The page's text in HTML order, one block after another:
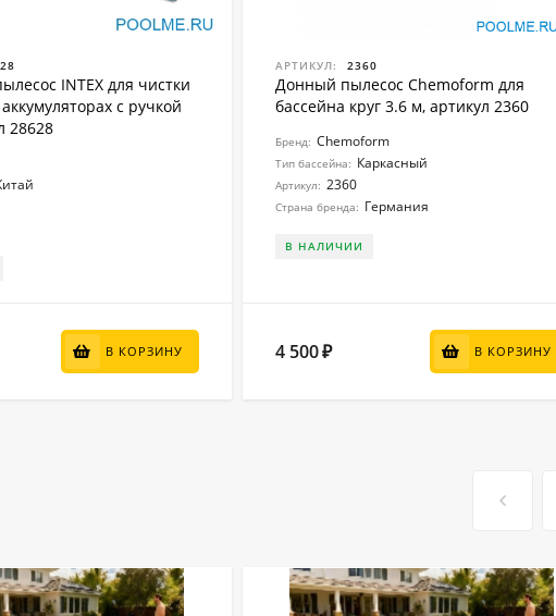
INTEX для чистки
с ручкой
28628
В КОРЗИНУ
АРТИКУЛ: 2360
Донный пылесос Chemoform для
бассейна круг 3.6 м, артикул 2360
Бренд: Chemoform
Тип бассейна: Каркасный
Артикул: 2360
Страна бренда: Германия
В НАЛИЧИИ
4 500₽ В КОРЗИНУ